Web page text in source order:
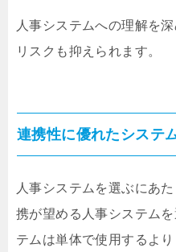
人事システムへの理解を
リスクも抑えられます。
連携性に優れたシステ
人事システムを選ぶにあ
携が望める人事システム
テムは単体で使用するよ